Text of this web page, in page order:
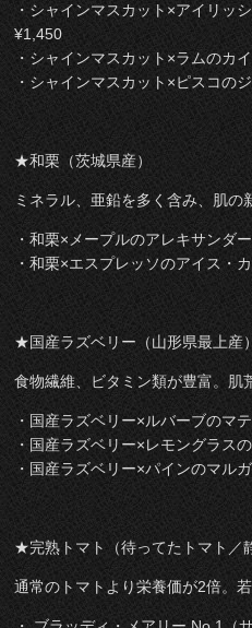
・シャインマスカット×アイリッ
¥1,450
・シャインマスカット×ラムの
・シャインマスカット×ピスコ
★和栗（茨城県産）
ミネラル、亜鉛を多く含み、肌の
・和栗×メープルのアレキサンダ
・和栗×エスプレッソのアイス
★国産ラズベリー（山形県最上産）
食物繊維、ビタミン類が豊富。肌
・国産ラズベリー×ルバーブの
・国産ラズベリー×レモングラ
・国産ラズベリー×パインのマ
★完熟トマト（待ってたトマト／
通常のトマトより栄養価が2倍。若